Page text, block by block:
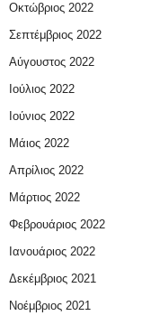
Οκτώβριος 2022
Σεπτέμβριος 2022
Αύγουστος 2022
Ιούλιος 2022
Ιούνιος 2022
Μάιος 2022
Απρίλιος 2022
Μάρτιος 2022
Φεβρουάριος 2022
Ιανουάριος 2022
Δεκέμβριος 2021
Νοέμβριος 2021